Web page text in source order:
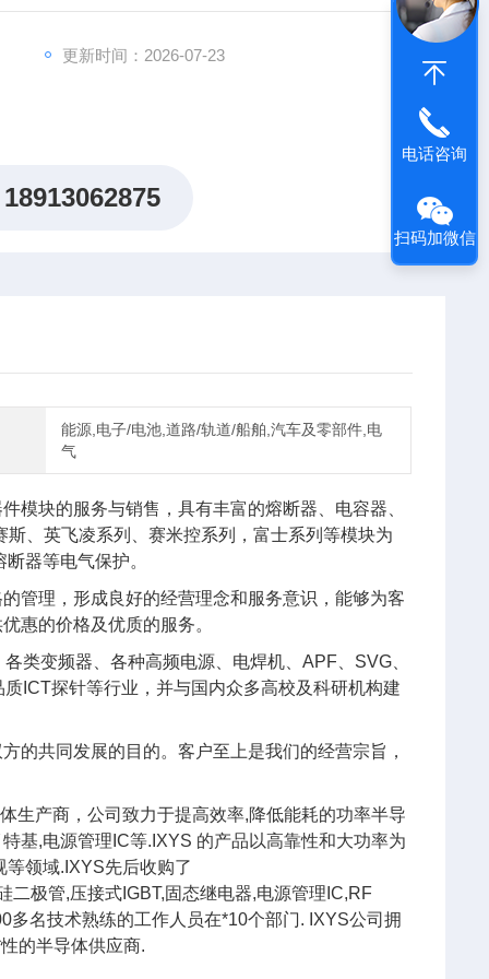
更新时间：2026-07-23
18913062875
能源,电子/电池,道路/轨道/船舶,汽车及零部件,电
气
模块的服务与销售，具有丰富的熔断器、电容器、
、英飞凌系列、赛米控系列，富士系列等模块为
器等电气保护。
管理，形成良好的经营理念和服务意识，能够为客
惠的价格及优质的服务。
类变频器、各种高频电源、电焊机、APF、SVG、
ICT探针等行业，并与国内众多高校及科研机构建
的共同发展的目的。客户至上是我们的经营宗旨，
生产商，公司致力于提高效率,降低能耗的功率半导
基,电源管理IC等.IXYS 的产品以高靠性和大功率为
领域.IXYS先后收购了
极管,压接式IGBT,固态继电器,电源管理IC,RF
名技术熟练的工作人员在*10个部门. IXYS公司拥
的半导体供应商.
电话咨询
扫码加微信